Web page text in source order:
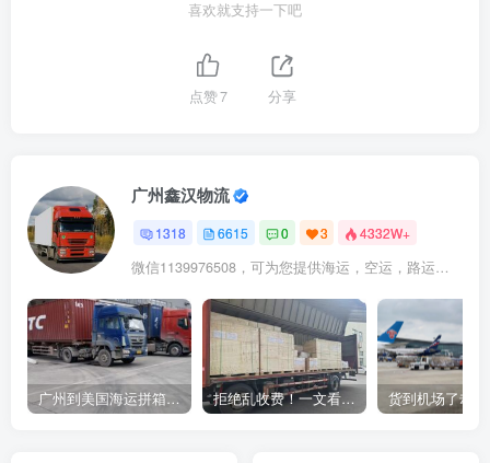
喜欢就支持一下吧
点赞7 分享
广州鑫汉物流
1318 6615 0 3 4332W+
微信1139976508，可为您提供海运，空运，路运，铁路运输
广州到美国海运拼箱多少钱？2024年最新运费构成+隐藏费用避坑指南 拒绝乱收费！一文看懂中国货代计费套路，教你避开所有隐形坑